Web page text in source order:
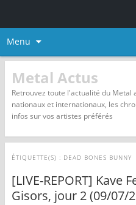
Menu
Metal Actus
Retrouvez toute l'actualité du Metal
nationaux et internationaux, les
infos sur vos artistes préférés
ÉTIQUETTE(S) : DEAD BONES BUNNY
[LIVE-REPORT] Kave
Gisors, jour 2 (09/07/